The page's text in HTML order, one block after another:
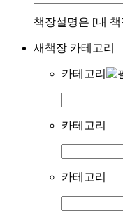
책장설명은 [내
새책장 카테고리
카테고리
카테고리
카테고리